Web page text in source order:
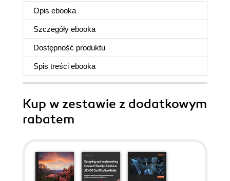
Opis ebooka
Szczegóły ebooka
Dostępność produktu
Spis treści ebooka
Kup w zestawie z dodatkowym
rabatem